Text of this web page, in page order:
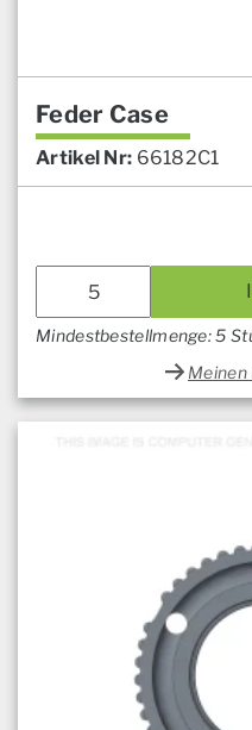
Feder Case
Artikel Nr: 66182C1
Mindestbestellmenge: 5
Meinen